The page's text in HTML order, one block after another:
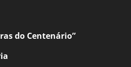
do Centenário”